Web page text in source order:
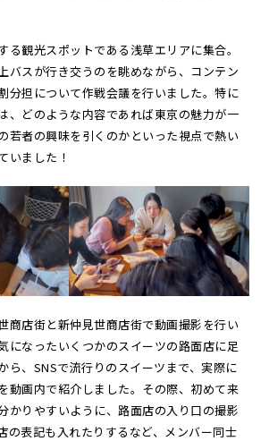
る観光スポットである浅草エリアに集合。
バスが行き交うのを眺めながら、コンテン
分担について作戦会議を行いました。特に
、どのような内容であれば東京の魅力が一
若者の興味を引くのかといった視点で熱い
いました！
商店街と新仲見世商店街で動画撮影を行い
になったいくつかのスイーツの路面店に足
ら、SNSで流行りのスイーツまで、実際に
動画内で紹介しました。その際、初めて来
かりやすいように、路面店の入り口の撮影
の表記も入れたりするなど、メンバー同士